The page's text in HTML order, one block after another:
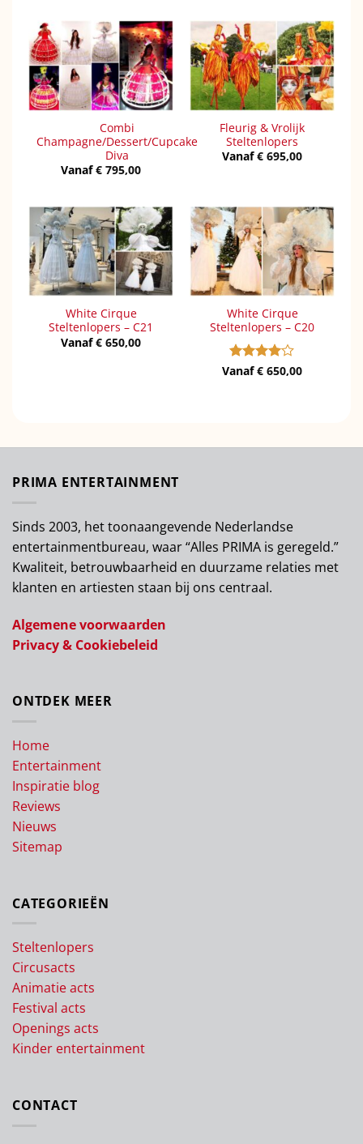
Combi
Champagne/Dessert/Cupcake
Diva
Vanaf€ 795,00
Fleurig & Vrolijk
Steltenlopers
Vanaf€ 695,00
White Cirque
Steltenlopers – C21
Vanaf€ 650,00
White Cirque
Steltenlopers – C20
Gewaardeerd
Vanaf€ 650,00
PRIMA ENTERTAINMENT
Sinds 2003, het toonaangevende Nederlandse
entertainmentbureau, waar “Alles PRIMA is geregeld.”
Kwaliteit, betrouwbaarheid en duurzame relaties met
klanten en artiesten staan bij ons centraal.
Algemene voorwaarden
Privacy & Cookiebeleid
ONTDEK MEER
Home
Entertainment
Inspiratie blog
Reviews
Nieuws
Sitemap
CATEGORIEËN
Steltenlopers
Circusacts
Animatie acts
Festival acts
Openings acts
Kinder entertainment
CONTACT